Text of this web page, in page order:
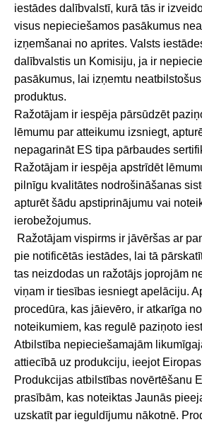
iestādes dalībvalstī, kurā tās ir
visus nepieciešamos pasākumus
izņemšanai no aprites. Valsts
dalībvalstis un Komisiju, ja ir
pasākumus, lai izņemtu
produktus.
Ražotājam ir iespēja pārsūdzēt
lēmumu par atteikumu izsniegt,
nepagarināt ES tipa pārbaudes
Ražotājam ir iespēja apstrīdēt
pilnīgu kvalitātes nodrošināšanas
apturēt šādu apstiprinājumu vai
ierobežojumus.
Ražotājam vispirms ir jāvēršas ar
pie notificētās iestādes, lai tā
tas neizdodas un ražotājs joprojām
viņam ir tiesības iesniegt apelāciju.
procedūra, kas jāievēro, ir atkarīga
noteikumiem, kas regulē paziņoto
Atbilstība nepieciešamajām
attiecībā uz produkciju, ieejot
Produkcijas atbilstības novērtēšanu
prasībām, kas noteiktas Jaunās
uzskatīt par ieguldījumu nākotnē.